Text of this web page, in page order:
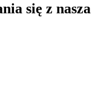
się z nasza